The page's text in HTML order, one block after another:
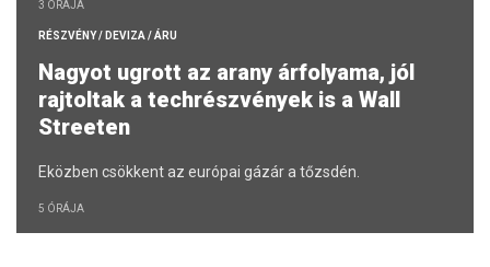
3 ÓRÁJA
RÉSZVÉNY / DEVIZA / ÁRU
Nagyot ugrott az arany árfolyama, jól
rajtoltak a techrészvények is a Wall
Streeten
Eközben csökkent az európai gázár a tőzsdén.
5 ÓRÁJA